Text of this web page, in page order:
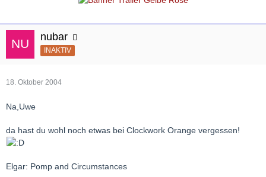
nubar
INAKTIV
18. Oktober 2004
Na,Uwe
da hast du wohl noch etwas bei Clockwork Orange vergessen!
Elgar: Pomp and Circumstances